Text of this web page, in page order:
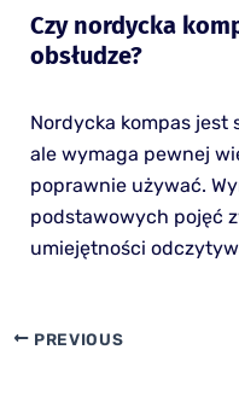
Czy nordycka
obsłudze?
Nordycka kompas jest
ale wymaga pewnej
poprawnie używać.
podstawowych pojęć
umiejętności
PREVIOUS